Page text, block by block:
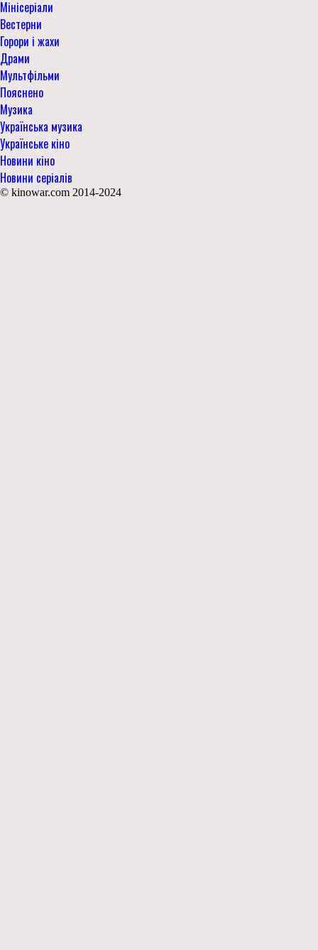
Мінісеріали
Вестерни
Горори і жахи
Драми
Мультфільми
Пояснено
Музика
Українська музика
Українське кіно
Новини кіно
Новини серіалів
© kinowar.com 2014-2024